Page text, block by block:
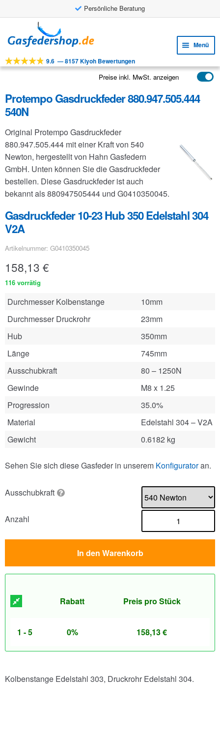
Persönliche Beratung
Navigation
springen
Inhalt
springen
Menü
Werkzeuge
Anwendungen
FAQ
9.6 —8157 Kiyoh Bewertungen
Preise inkl. MwSt. anzeigen
Protempo Gasdruckfeder 880.947.505.444
540N
Original Protempo Gasdruckfeder
880.947.505.444 mit einer Kraft von 540
Newton, hergestellt von Hahn Gasfedern
GmbH. Unten können Sie die Gasdruckfeder
bestellen. Diese Gasdruckfeder ist auch
bekannt als 880947505444 und G0410350045.
Gasdruckfeder 10-23 Hub 350 Edelstahl 304
V2A
Artikelnummer: G0410350045
158,13 €
116 vorrätig
Durchmesser Kolbenstange
10mm
Durchmesser Druckrohr
23mm
Hub
350mm
Länge
745mm
Ausschubkraft
80 – 1250N
Gewinde
M8 x 1.25
Progression
35.0%
Material
Edelstahl 304 – V2A
Gewicht
0.6182 kg
Sehen Sie sich diese Gasfeder in unserem Konfiguratoran.
Ausschubkraft
Anzahl
In den Warenkorb
Rabatt Preis pro Stück
1 - 5 0% 158,13€
Kolbenstange Edelstahl 303, Druckrohr Edelstahl 304.